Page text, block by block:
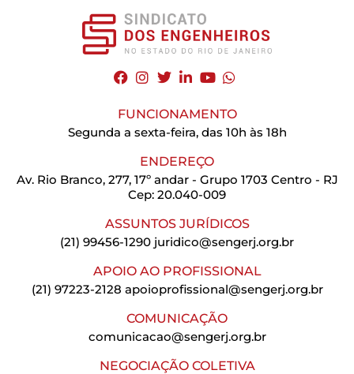
FUNCIONAMENTO
Segunda a sexta-feira, das 10h às 18h
ENDEREÇO
Av. Rio Branco, 277, 17º andar - Grupo 1703 Centro - RJ
Cep: 20.040-009
ASSUNTOS JURÍDICOS
(21) 99456-1290 juridico@sengerj.org.br
APOIO AO PROFISSIONAL
(21) 97223-2128 apoioprofissional@sengerj.org.br
COMUNICAÇÃO
comunicacao@sengerj.org.br
NEGOCIAÇÃO COLETIVA